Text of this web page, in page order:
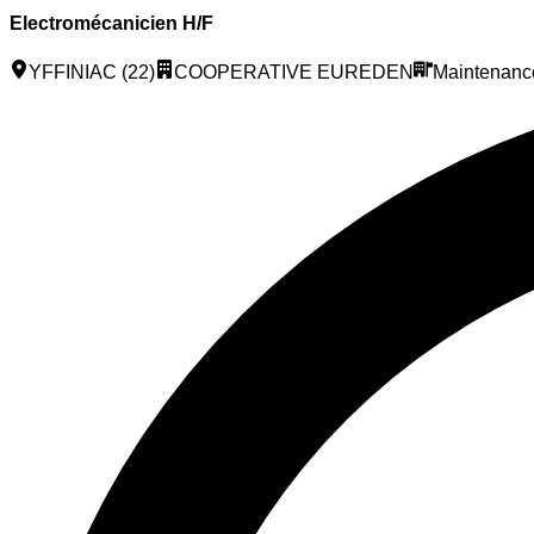
Electromécanicien H/F
YFFINIAC (22) COOPERATIVE EUREDEN